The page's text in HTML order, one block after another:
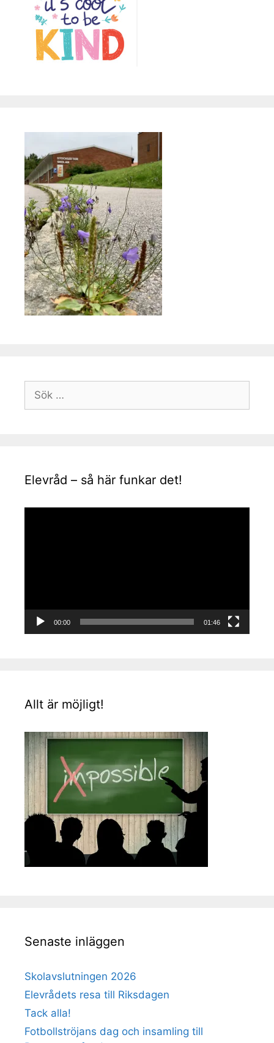
efter:
Elevråd – så här funkar det!
00:00 01:46
Allt är möjligt!
Senaste inläggen
Skolavslutningen 2026
Elevrådets resa till Riksdagen
Tack alla!
Fotbollströjans dag och insamling till